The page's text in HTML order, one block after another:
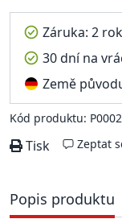
Záruka: 2
30 dní na
Země
Kód produktu:
Tisk Zeptat
Popis produktu